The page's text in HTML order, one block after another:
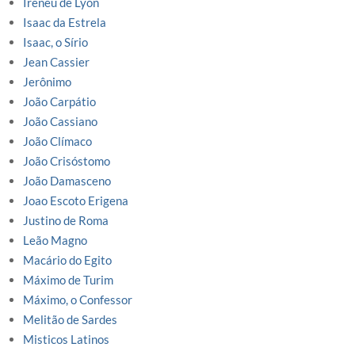
Isaac da Estrela
Isaac, o Sírio
Jean Cassier
Jerônimo
João Carpátio
João Cassiano
João Clímaco
João Crisóstomo
João Damasceno
Joao Escoto Erigena
Justino de Roma
Leão Magno
Macário do Egito
Máximo de Turim
Máximo, o Confessor
Melitão de Sardes
Misticos Latinos